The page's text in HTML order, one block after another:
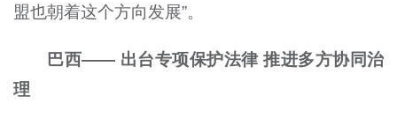
盟也朝着这个方向发展”。
巴西—— 出台专项保护法律 推进多方协同治
理